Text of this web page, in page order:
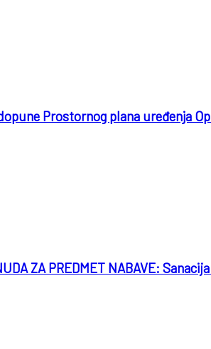
Prostornog plana uređenja
ZA PREDMET NABAVE: